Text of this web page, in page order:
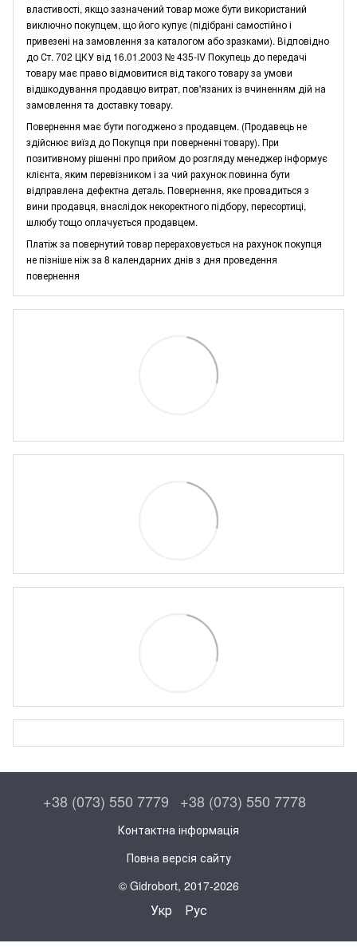
властивості, якщо зазначений товар може бути використаний
виключно покупцем, що його купує (підібрані самостійно і
привезені на замовлення за каталогом або зразками). Відповідно
до Ст. 702 ЦКУ від 16.01.2003 № 435-IV Покупець до передачі
товару має право відмовитися від такого товару за умови
відшкодування продавцю витрат, пов'язаних із вчиненням дій на
замовлення та доставку товару.
Повернення має бути погоджено з продавцем. (Продавець не
здійснює виїзд до Покупця при поверненні товару). При
позитивному рішенні про прийом до розгляду менеджер інформує
клієнта, яким перевізником і за чий рахунок повинна бути
відправлена дефектна деталь. Повернення, яке провадиться з
вини продавця, внаслідок некоректного підбору, пересортиці,
шлюбу тощо оплачується продавцем.
Платіж за повернутий товар перераховується на рахунок покупця
не пізніше ніж за 8 календарних днів з дня проведення
повернення
+38 (073) 550 7779 +38 (073) 550 7778
Контактна інформація
Повна версія сайту
© Gidrobort, 2017-2026
Укр Рус